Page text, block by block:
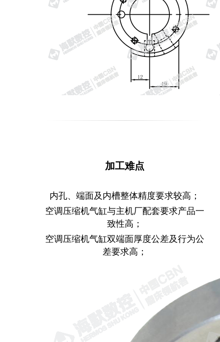
加工难点
内孔、端面及内槽整体精度要求较高；
空调压缩机气缸与主机厂配套要求产品一
致性高；
空调压缩机气缸双端面厚度公差及行为公
差要求高；